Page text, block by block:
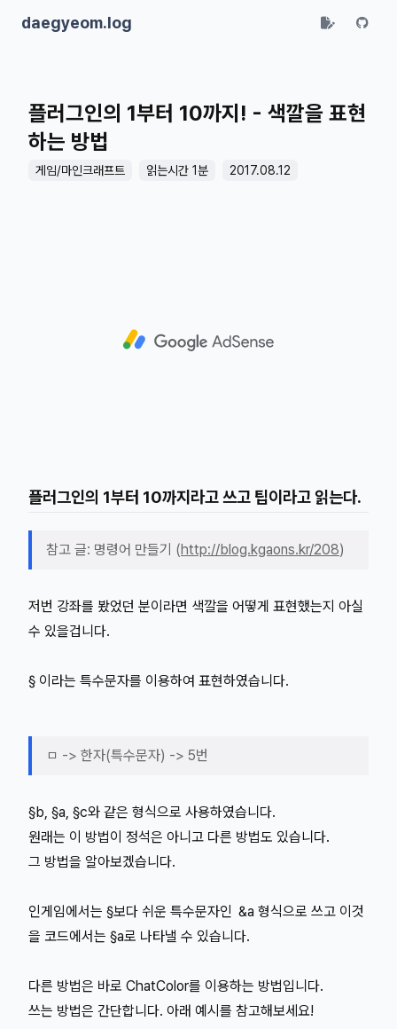
daegyeom.log
플러그인의 1부터 10까지! - 색깔을 표현
하는 방법
게임/마인크래프트 읽는시간 1분 2017.08.12
플러그인의 1부터 10까지라고 쓰고 팁이라고 읽는다.
참고 글: 명령어 만들기 (http://blog.kgaons.kr/208)
저번 강좌를 봤었던 분이라면 색깔을 어떻게 표현했는지 아실
수 있을겁니다.
§ 이라는 특수문자를 이용하여 표현하였습니다.
ㅁ -> 한자(특수문자) -> 5번
§b, §a, §c와 같은 형식으로 사용하였습니다.
원래는 이 방법이 정석은 아니고 다른 방법도 있습니다.
그 방법을 알아보겠습니다.
인게임에서는 §보다 쉬운 특수문자인 &a 형식으로 쓰고 이것
을 코드에서는 §a로 나타낼 수 있습니다.
다른 방법은 바로 ChatColor를 이용하는 방법입니다.
쓰는 방법은 간단합니다. 아래 예시를 참고해보세요!